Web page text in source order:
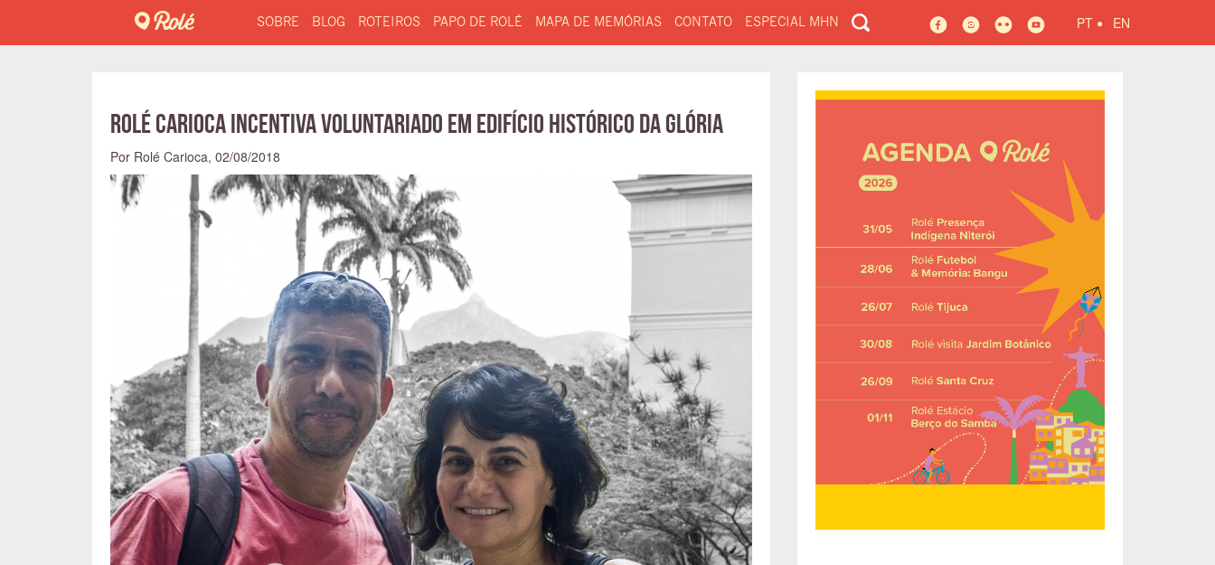
SOBRE BLOG ROTEIROS PAPO DE ROLÉ MAPA DE MEMÓRIAS CONTATO ESPECIAL MHN PT • EN
Rolé Carioca incentiva voluntariado em edifício histórico da Glória
Por Rolé Carioca, 02/08/2018